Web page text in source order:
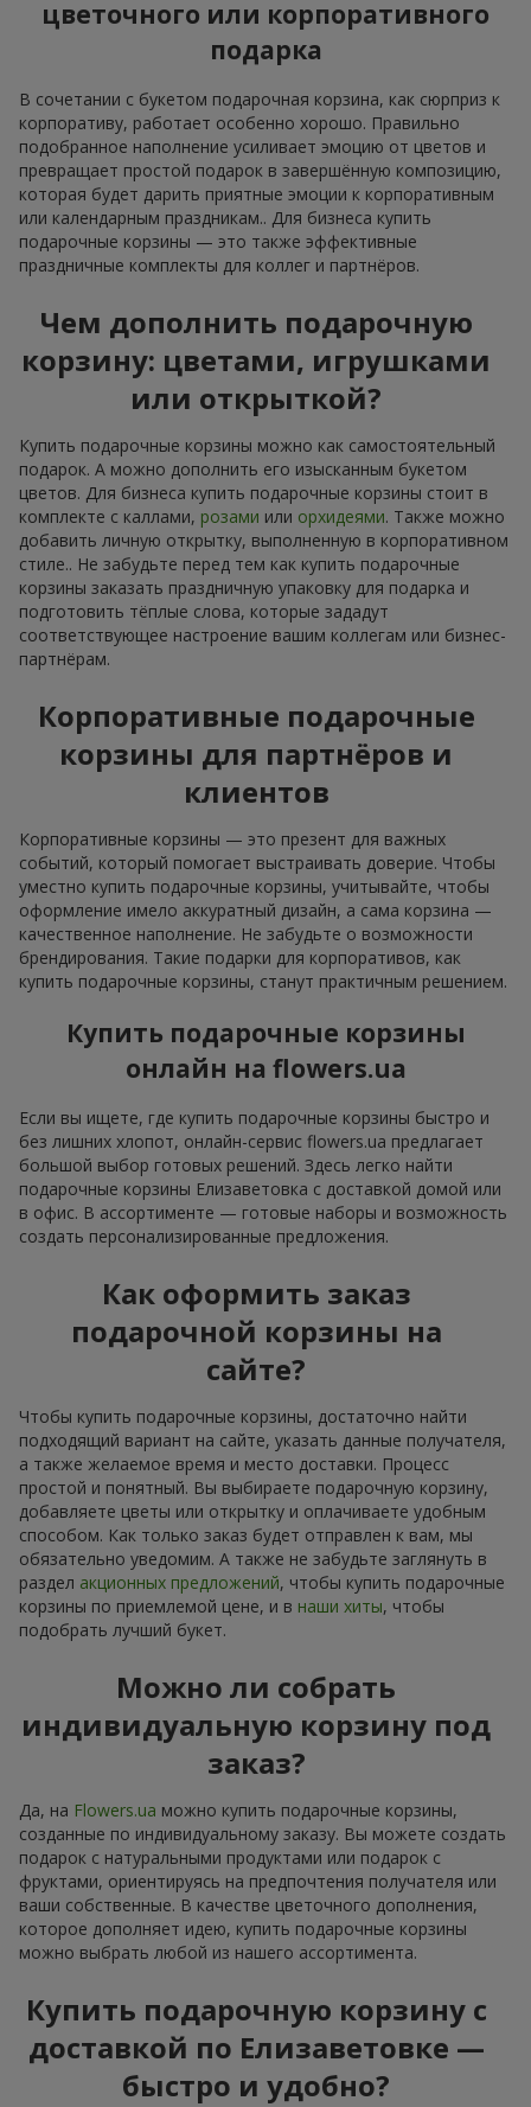
цветочного или корпоративного
подарка
В сочетании с букетом подарочная корзина, как сюрприз к
корпоративу, работает особенно хорошо. Правильно
подобранное наполнение усиливает эмоцию от цветов и
превращает простой подарок в завершённую композицию,
которая будет дарить приятные эмоции к корпоративным
или календарным праздникам.. Для бизнеса купить
подарочные корзины — это также эффективные
праздничные комплекты для коллег и партнёров.
Чем дополнить подарочную
корзину: цветами, игрушками
или открыткой?
Купить подарочные корзины можно как самостоятельный
подарок. А можно дополнить его изысканным букетом
цветов. Для бизнеса купить подарочные корзины стоит в
комплекте с каллами, розами или орхидеями. Также можно
добавить личную открытку, выполненную в корпоративном
стиле.. Не забудьте перед тем как купить подарочные
корзины заказать праздничную упаковку для подарка и
подготовить тёплые слова, которые зададут
соответствующее настроение вашим коллегам или бизнес-
партнёрам.
Корпоративные подарочные
корзины для партнёров и
клиентов
Корпоративные корзины — это презент для важных
событий, который помогает выстраивать доверие. Чтобы
уместно купить подарочные корзины, учитывайте, чтобы
оформление имело аккуратный дизайн, а сама корзина —
качественное наполнение. Не забудьте о возможности
брендирования. Такие подарки для корпоративов, как
купить подарочные корзины, станут практичным решением.
Купить подарочные корзины
онлайн на flowers.ua
Если вы ищете, где купить подарочные корзины быстро и
без лишних хлопот, онлайн-сервис flowers.ua предлагает
большой выбор готовых решений. Здесь легко найти
подарочные корзины Елизаветовка с доставкой домой или
в офис. В ассортименте — готовые наборы и возможность
создать персонализированные предложения.
Как оформить заказ
подарочной корзины на
сайте?
Чтобы купить подарочные корзины, достаточно найти
подходящий вариант на сайте, указать данные получателя,
а также желаемое время и место доставки. Процесс
простой и понятный. Вы выбираете подарочную корзину,
добавляете цветы или открытку и оплачиваете удобным
способом. Как только заказ будет отправлен к вам, мы
обязательно уведомим. А также не забудьте заглянуть в
раздел акционных предложений, чтобы купить подарочные
корзины по приемлемой цене, и в наши хиты, чтобы
подобрать лучший букет.
Можно ли собрать
индивидуальную корзину под
заказ?
Да, на Flowers.ua можно купить подарочные корзины,
созданные по индивидуальному заказу. Вы можете создать
подарок с натуральными продуктами или подарок с
фруктами, ориентируясь на предпочтения получателя или
ваши собственные. В качестве цветочного дополнения,
которое дополняет идею, купить подарочные корзины
можно выбрать любой из нашего ассортимента.
Купить подарочную корзину с
доставкой по Елизаветовке —
быстро и удобно?